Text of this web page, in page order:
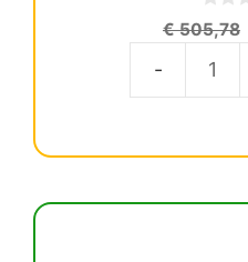
0
d
5
€505,78